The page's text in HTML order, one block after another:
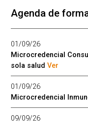
Agenda de
01/09/26
Microcredencial
sola saludVer
01/09/26
Microcredencial
09/09/26